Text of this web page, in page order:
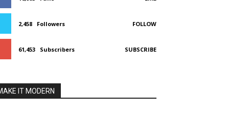
2,458 Followers FOLLOW
61,453 Subscribers SUBSCRIBE
IT MODERN